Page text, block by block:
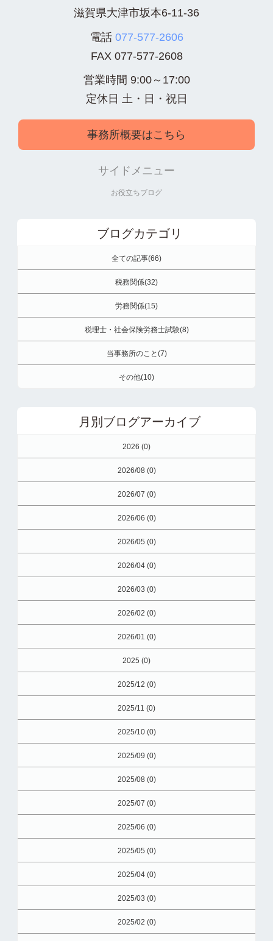
滋賀県大津市坂本6-11-36
電話 077-577-2606
FAX 077-577-2608
営業時間 9:00～17:00
定休日 土・日・祝日
事務所概要はこちら
サイドメニュー
お役立ちブログ
ブログカテゴリ
全ての記事(66)
税務関係(32)
労務関係(15)
税理士・社会保険労務士試験(8)
当事務所のこと(7)
その他(10)
月別ブログアーカイブ
2026 (0)
2026/08 (0)
2026/07 (0)
2026/06 (0)
2026/05 (0)
2026/04 (0)
2026/03 (0)
2026/02 (0)
2026/01 (0)
2025 (0)
2025/12 (0)
2025/11 (0)
2025/10 (0)
2025/09 (0)
2025/08 (0)
2025/07 (0)
2025/06 (0)
2025/05 (0)
2025/04 (0)
2025/03 (0)
2025/02 (0)